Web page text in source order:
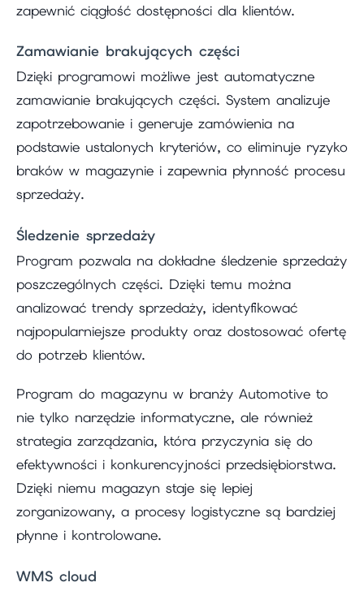
zapewnić ciągłość dostępności dla klientów.
Zamawianie brakujących części
Dzięki programowi możliwe jest automatyczne
zamawianie brakujących części. System analizuje
zapotrzebowanie i generuje zamówienia na
podstawie ustalonych kryteriów, co eliminuje ryzyko
braków w magazynie i zapewnia płynność procesu
sprzedaży.
Śledzenie sprzedaży
Program pozwala na dokładne śledzenie sprzedaży
poszczególnych części. Dzięki temu można
analizować trendy sprzedaży, identyfikować
najpopularniejsze produkty oraz dostosować ofertę
do potrzeb klientów.
Program do magazynu w branży Automotive to
nie tylko narzędzie informatyczne, ale również
strategia zarządzania, która przyczynia się do
efektywności i konkurencyjności przedsiębiorstwa.
Dzięki niemu magazyn staje się lepiej
zorganizowany, a procesy logistyczne są bardziej
płynne i kontrolowane.
WMS cloud